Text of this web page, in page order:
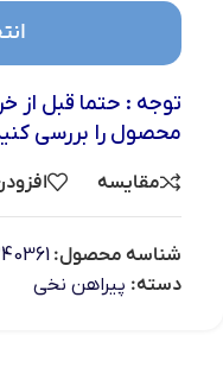
توجه : حتما قبل از
محصول را بررسی
مقایسه
شناسه محصول: 1
دسته: پیراهن نخی